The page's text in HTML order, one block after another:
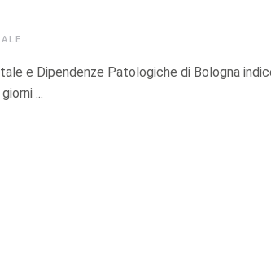
e Dipendenze Patologiche di Bologna
...